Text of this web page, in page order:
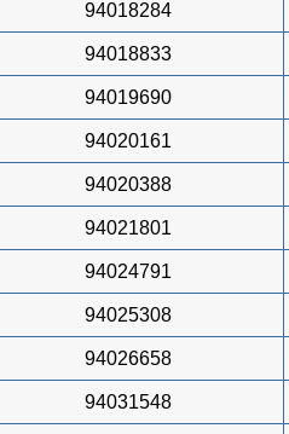
94018284
94018833
94019690
94020161
94020388
94021801
94024791
94025308
94026658
94031548